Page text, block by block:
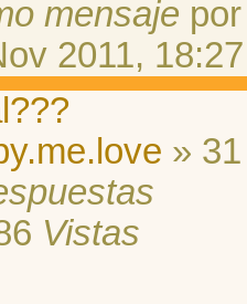
mensaje
2011, 18:27
»
Vistas